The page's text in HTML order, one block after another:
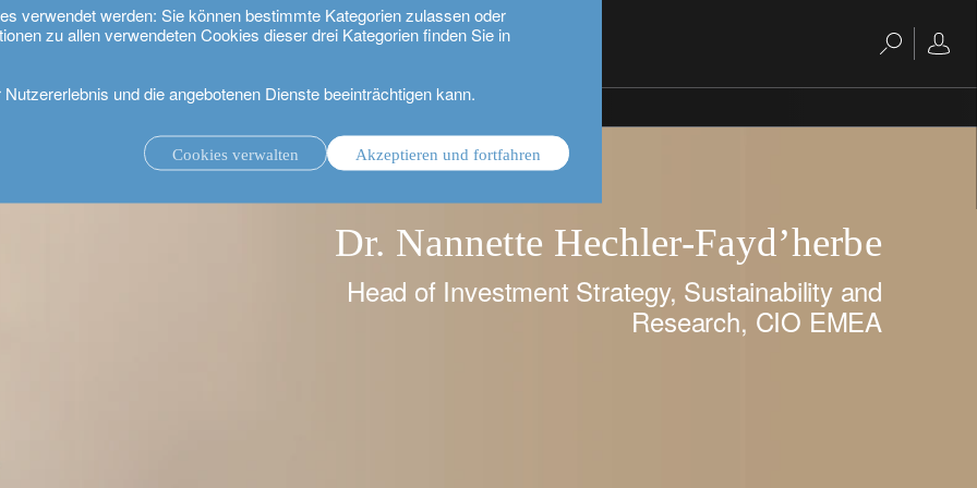
verwendet werden: Sie können bestimmte Kategorien zulassen oder
zu allen verwendeten Cookies dieser drei Kategorien finden Sie in
und die angebotenen Dienste beeinträchtigen kann.
Cookies verwalten Akzeptieren und fortfahren
Anlageverwaltung mit Beratungsmandat.
Dr. Nannette Hechler-Fayd’herbe
Head of Investment Strategy, Sustainability and
Research, CIO EMEA